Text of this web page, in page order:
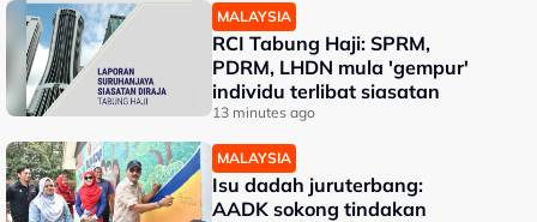
MALAYSIA
RCI Tabung Haji: SPRM,
PDRM, LHDN mula 'gempur'
individu terlibat siasatan
13 minutes ago
MALAYSIA
Isu dadah juruterbang:
AADK sokong tindakan